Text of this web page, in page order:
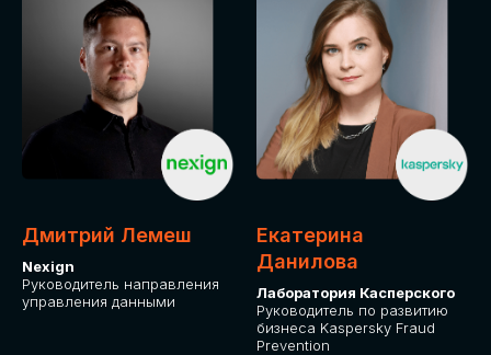
Дмитрий Лемеш
Nexign
Руководитель направления
управления данными
Екатерина
Данилова
Лаборатория Касперского
Руководитель по развитию
бизнеса Kaspersky Fraud
Prevention
ДЛЯ ОПЛАТЫ БИЛЕТОВ
Оплата через сервис Timepad
ПРИОБРЕСТИ БИЛЕТ